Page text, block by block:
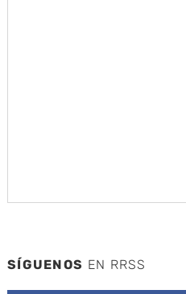
SÍGUENOS EN RRSS